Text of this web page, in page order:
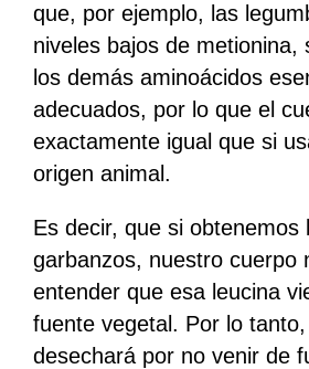
que, por ejemplo, las
niveles bajos de metionina,
los demás aminoácidos
adecuados, por lo que el
exactamente igual que si
origen animal.
Es decir, que si obtenemos
garbanzos, nuestro cuerpo
entender que esa leucina
fuente vegetal. Por lo
desechará por no venir de